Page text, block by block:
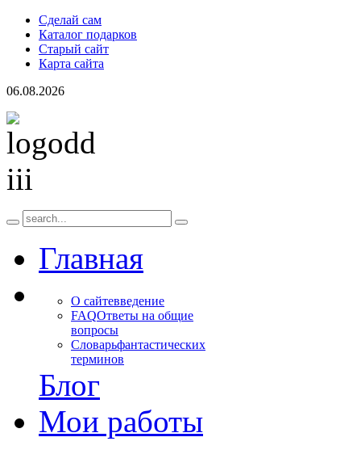
Сделай сам
Каталог подарков
Старый сайт
Карта сайта
06.08.2026
Главная
О сайтевведение
FAQОтветы на общие
вопросы
Словарьфантастических
терминов
Блог
Мои работы